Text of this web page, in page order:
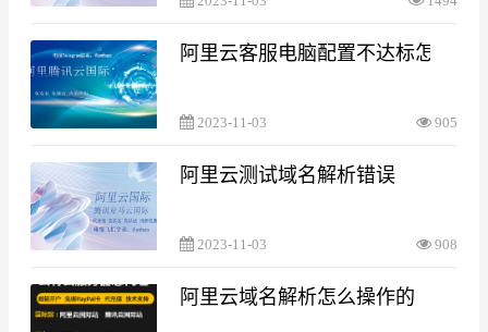
阿里云客服电脑配置不达标怎么处
2023-11-03 905
阿里云测试域名解析错误
2023-11-03 908
阿里云域名解析怎么操作的